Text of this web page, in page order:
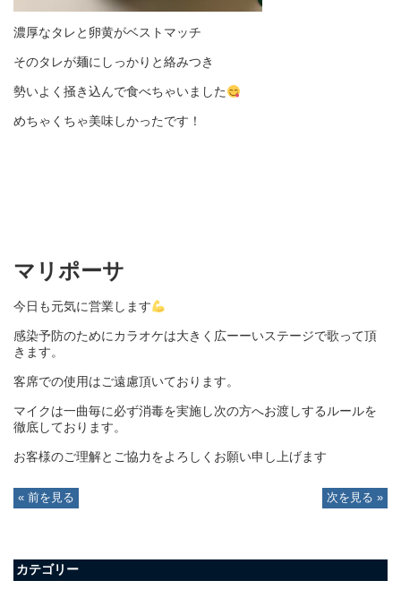
濃厚なタレと卵黄がベストマッチ
そのタレが麺にしっかりと絡みつき
勢いよく掻き込んで食べちゃいました
めちゃくちゃ美味しかったです！
マリポーサ
今日も元気に営業します
感染予防のためにカラオケは大きく広ーーいステージで歌って頂
きます。
客席での使用はご遠慮頂いております。
マイクは一曲毎に必ず消毒を実施し次の方へお渡しするルールを
徹底しております。
お客様のご理解とご協力をよろしくお願い申し上げます
« 前を見る 次を見る »
カテゴリー